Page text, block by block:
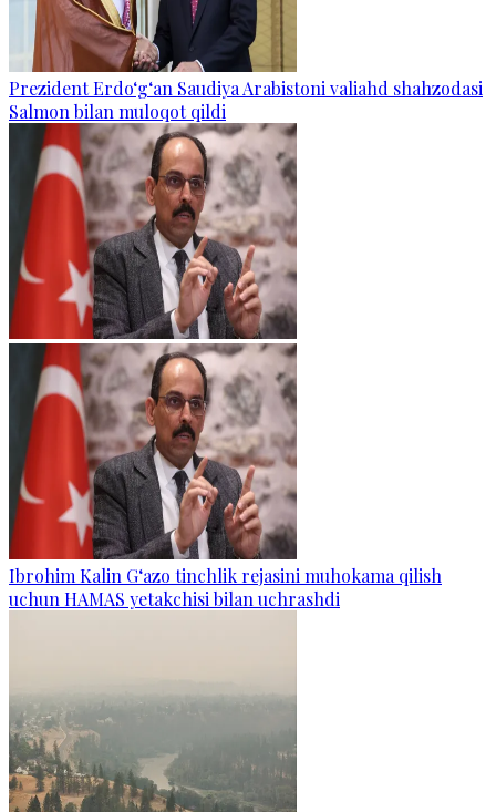
Prezident Erdo‘g‘an Saudiya Arabistoni valiahd shahzodasi
Salmon bilan muloqot qildi
Ibrohim Kalin G‘azo tinchlik rejasini muhokama qilish
uchun HAMAS yetakchisi bilan uchrashdi